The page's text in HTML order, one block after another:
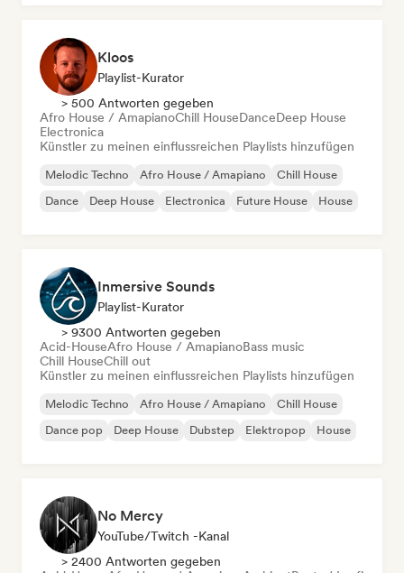
Kloos
Playlist-Kurator
> 500 Antworten gegeben
Afro House / AmapianoChill HouseDanceDeep House
Electronica
Künstler zu meinen einflussreichen Playlists hinzufügen
Melodic Techno Afro House / Amapiano
Chill House
Dance
Deep House Electronica Future House House
Inmersive Sounds
Playlist-Kurator
> 9300 Antworten gegeben
Acid-HouseAfro House / AmapianoBass music
Chill HouseChill out
Künstler zu meinen einflussreichen Playlists hinzufügen
Melodic Techno Afro House / Amapiano
Chill House
Dance pop
Deep House Dubstep Elektropop House
No Mercy
YouTube/Twitch -Kanal
> 2400 Antworten gegeben